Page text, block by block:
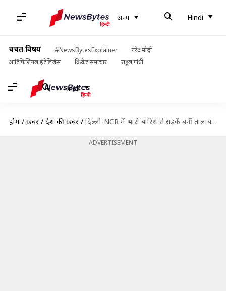
अन्य Hindi
चर्चित विषय #NewsBytesExplainer
नरेंद्र मोदी
आर्टिफिशियल इंटेलिजेंस
क्रिकेट समाचार राहुल गांधी
Hindi
होम / खबरें / देश की खबरें / दिल्ली-NCR में भारी बारिश से सड़कें बनीं तालाब, हजारों वाहन फंसे; 3 लोगों की मौत
ADVERTISEMENT